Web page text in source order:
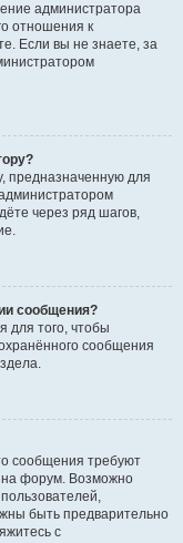
администратора
отношения к
Если вы не знаете, за
предназначенную для
через ряд шагов,
сообщения?
для того, чтобы
сообщения
сообщения требуют
на форум. Возможно
быть предварительно
с